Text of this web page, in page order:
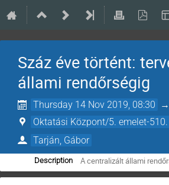
Száz éve történt:
állami rendőrségig
Thursday 14 Nov 2019, 08:30 →
Oktatási Központ/5. emelet-
Tarján, Gábor
Description A centralizált állami